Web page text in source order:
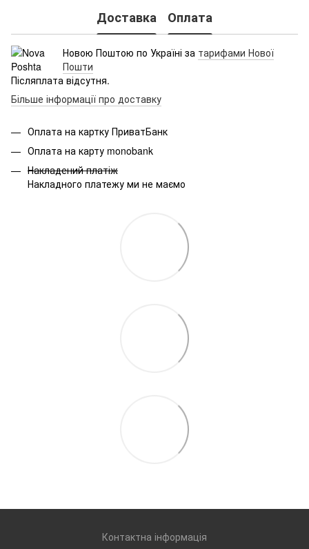
Доставка Оплата
Новою Поштою по Україні за тарифами Нової
Пошти
Післяплата відсутня.
Більше інформації про доставку
Оплата на картку ПриватБанк
Оплата на карту monobank
Накладений платіж
Накладного платежу ми не маємо
Контактна інформація